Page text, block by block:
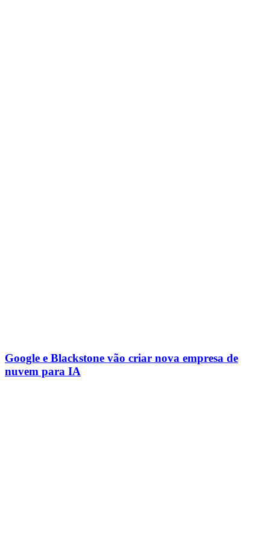
Google e Blackstone vão criar nova empresa de
nuvem para IA